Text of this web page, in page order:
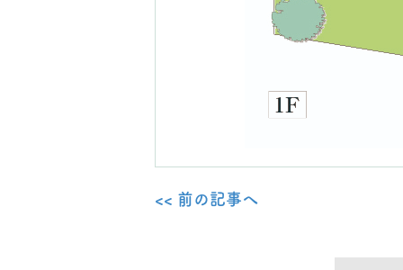
<< 前の記事へ